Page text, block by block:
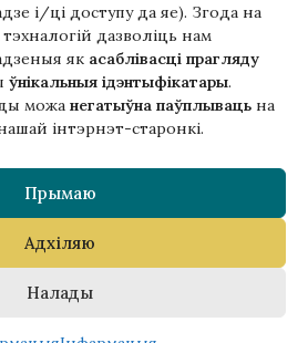
і/ці доступу да яе). Згода на
дазволіць нам
як асаблівасці прагляду
ўнікальныя ідэнтыфікатары.
можа негатыўна паўплываць на
інтэрнэт-старонкі.
Прымаю
Адхіляю
Налады
Гэтая версія сайта створана
ў рамках праекта ArtPower
Еўрапейскага Саюзу
Gutenberg Publisher Sp. z o.o.